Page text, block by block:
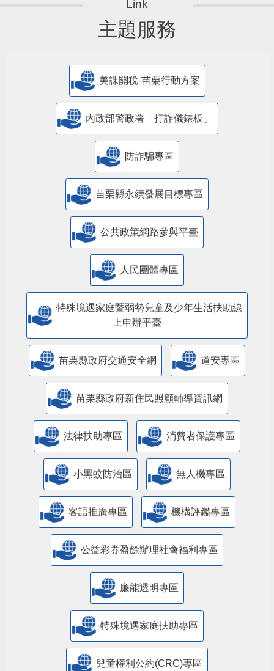
主題服務
美課關稅-苗栗行動方案
內政部警政署「打詐儀錶板」
防詐騙專區
苗栗縣永續發展目標專區
公共政策網路參與平臺
人民團體專區
特殊境遇家庭暨弱勢兒童及少年生活扶助線
上申辦平臺
苗栗縣政府交通安全網 道安專區
苗栗縣政府新住民照顧輔導資訊網
法律扶助專區 消費者保護專區
小黑蚊防治區 無人機專區
客語推廣專區 機構評鑑專區
公益彩券盈餘辦理社會福利專區
廉能透明專區
特殊境遇家庭扶助專區
兒童權利公約(CRC)專區